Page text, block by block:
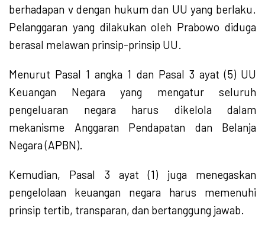
berhadapan v dengan hukum dan UU yang berlaku.
Pelanggaran yang dilakukan oleh Prabowo diduga
berasal melawan prinsip-prinsip UU.
Menurut Pasal 1 angka 1 dan Pasal 3 ayat (5) UU
Keuangan Negara yang mengatur seluruh
pengeluaran negara harus dikelola dalam
mekanisme Anggaran Pendapatan dan Belanja
Negara (APBN).
Kemudian, Pasal 3 ayat (1) juga menegaskan
pengelolaan keuangan negara harus memenuhi
prinsip tertib, transparan, dan bertanggung jawab.